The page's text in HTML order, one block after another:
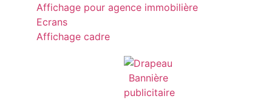
Affichage pour agence immobilière
Ecrans
Affichage cadre